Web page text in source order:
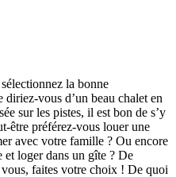
la bonne
vous d’un beau chalet en
sur les pistes, il est bon de s’y
être préférez-vous louer une
avec votre famille ? Ou encore
et loger dans un gîte ? De
faites votre choix ! De quoi